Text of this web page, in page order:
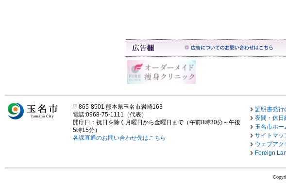
〒865-8501 熊本県玉名市岩崎163
電話:0968-75-1111（代表）
開庁日：祝日を除く月曜日から金曜日まで（午前8時30分～午後
5時15分）
各課直通のお問い合わせ先はこちら
証明書発行
夜間・休日
玉名市ホー
サイトマッ
ウェブアク
Foreign